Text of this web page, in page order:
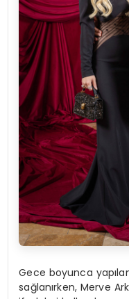
Gece boyunca
sağlanırken, Merve